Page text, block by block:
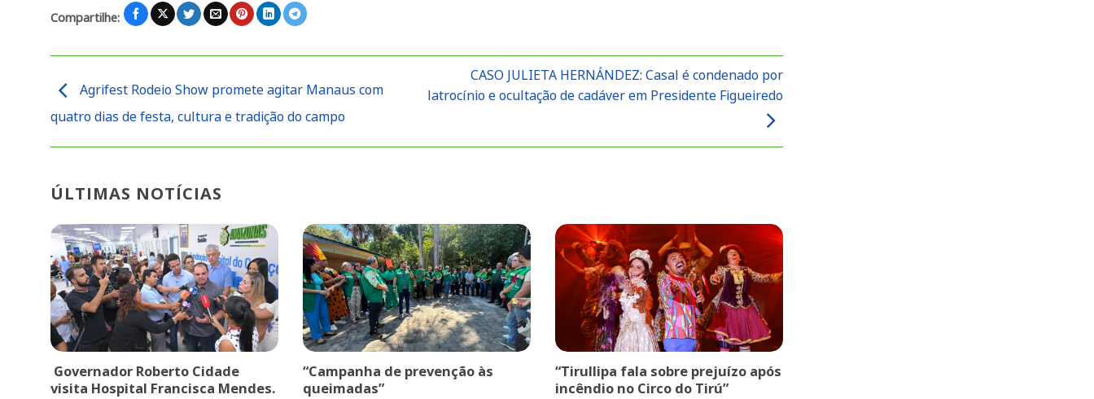
Compartilhe:
Agrifest Rodeio Show promete agitar Manaus com
quatro dias de festa, cultura e tradição do campo
CASO JULIETA HERNÁNDEZ: Casal é condenado por
latrocínio e ocultação de cadáver em Presidente Figueiredo
ÚLTIMAS NOTÍCIAS
Governador Roberto Cidade
visita Hospital Francisca Mendes.
“Campanha de prevenção às
queimadas”
“Tirullipa fala sobre prejuízo após
incêndio no Circo do Tirú”